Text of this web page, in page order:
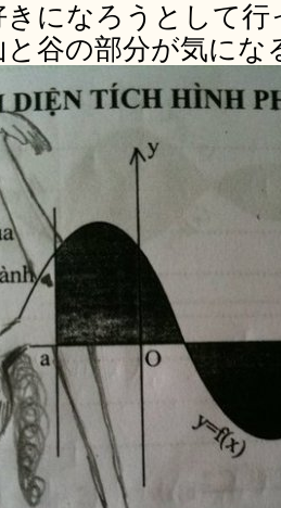
きになろうとして
谷の部分が気にな